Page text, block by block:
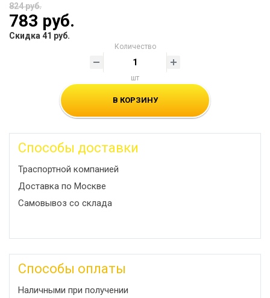
824 руб.
783 руб.
Скидка 41 руб.
Количество
шт
В КОРЗИНУ
Способы доставки
Траспортной компанией
Доставка по Москве
Самовывоз со склада
Способы оплаты
Наличными при получении